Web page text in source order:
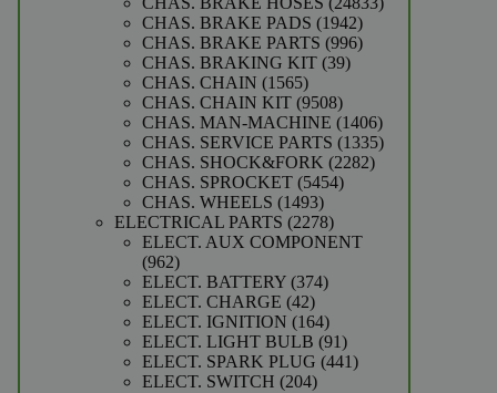
CHAS. BRAKE PADS 19421942
producten
CHAS. BRAKE PARTS 996996
CHAS. BRAKING KIT 3939
CHAS. CHAIN 15651565
producten
CHAS. CHAIN KIT 95089508
producten
CHAS. MAN-MACHINE 14061406
producten
CHAS. SERVICE PARTS 13351335
CHAS. SHOCK&FORK 22822282
CHAS. SPROCKET 54545454
CHAS. WHEELS 14931493
producten
ELECTRICAL PARTS 22782278
producten
ELECT. AUX COMPONENT
962962
producten
ELECT. BATTERY 374374
ELECT. CHARGE 4242
producten
ELECT. IGNITION 164164
producten
ELECT. LIGHT BULB 9191
producten
ELECT. SPARK PLUG 441441
ELECT. SWITCH 204204